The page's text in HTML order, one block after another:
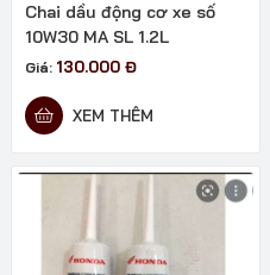
Chai dầu động cơ xe số
10W30 MA SL 1.2L
Giá: 130.000 Đ
XEM THÊM